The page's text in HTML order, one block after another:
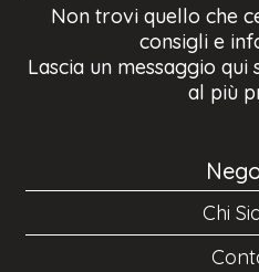
Non trovi quello che
consigli e
Lascia un messaggio
al più
Chi